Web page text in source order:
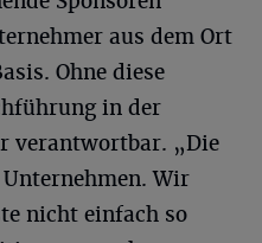
aus dem Ort
Ohne diese
in der
verantwortbar. „Die
Wir
nicht einfach so